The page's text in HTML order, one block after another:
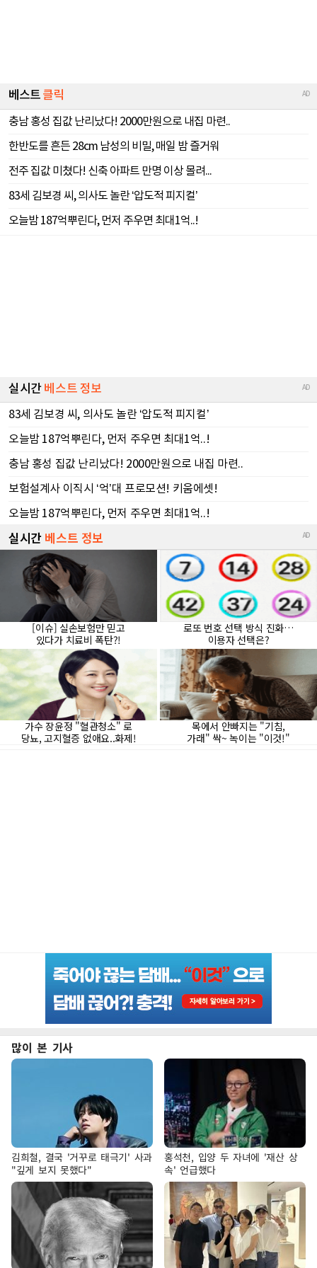
많이 본 기사
김희철, 결국 '거꾸로 태극기' 사과
"깊게 보지 못했다"
홍석천, 입양 두 자녀에 '재산 상
속' 언급했다